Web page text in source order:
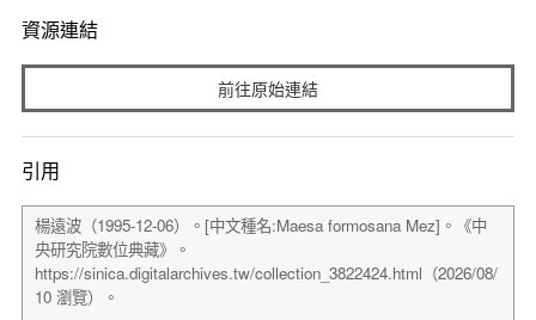
資源連結
前往原始連結
引用